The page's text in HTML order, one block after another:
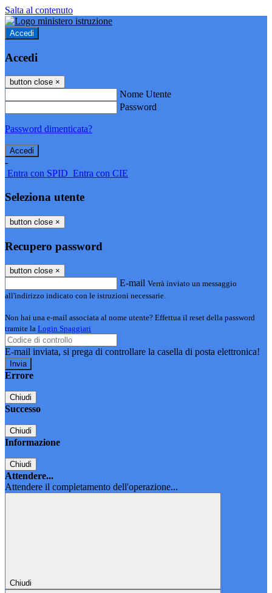
Salta al contenuto
Accedi
Accedi
button close ×
Nome Utente
Password
Password dimenticata?
-
Entra con SPID Entra con CIE
Seleziona utente
button close ×
Recupero password
button close ×
E-mail Verrà inviato un messaggio
all'indirizzo indicato con le istruzioni necessarie.
Non hai una e-mail associata al nome utente? Effettua il reset della password
tramite la Login Spaggiari
E-mail inviata, si prega di controllare la casella di posta elettronica!
Errore
Chiudi
Successo
Chiudi
Informazione
Chiudi
Attendere...
Attendere il completamento dell'operazione...
Chiudi